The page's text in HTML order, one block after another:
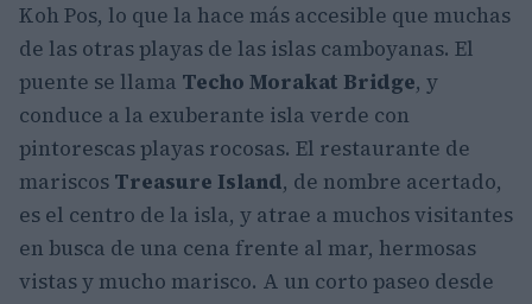
Koh Pos, lo que la hace más accesible que muchas
de las otras playas de las islas camboyanas. El
puente se llama Techo Morakat Bridge, y
conduce a la exuberante isla verde con
pintorescas playas rocosas. El restaurante de
mariscos Treasure Island, de nombre acertado,
es el centro de la isla, y atrae a muchos visitantes
en busca de una cena frente al mar, hermosas
vistas y mucho marisco. A un corto paseo desde